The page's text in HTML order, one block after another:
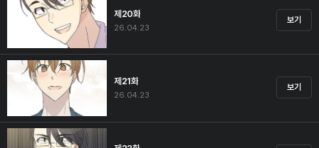
제20화
26.04.23
보기
제21화
26.04.23
보기